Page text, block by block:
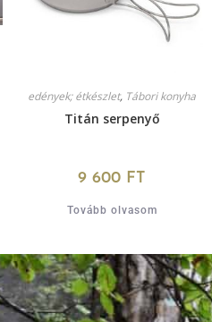
edények; étkészlet, Tábori konyha
Titán serpenyő
9 600 FT
Tovább olvasom